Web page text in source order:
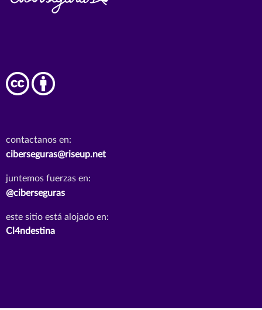
contactanos en:
ciberseguras@riseup.net
juntemos fuerzas en:
@ciberseguras
este sitio está alojado en:
Cl4ndestina